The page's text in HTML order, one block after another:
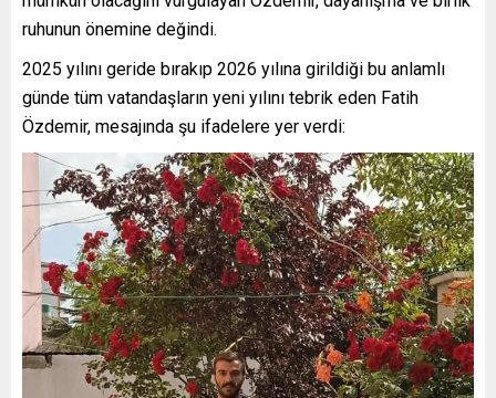
ruhunun önemine değindi.
2025 yılını geride bırakıp 2026 yılına girildiği bu anlamlı
günde tüm vatandaşların yeni yılını tebrik eden Fatih
Özdemir, mesajında şu ifadelere yer verdi: